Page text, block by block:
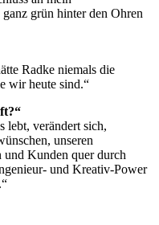
grün hinter den Ohren
Radke niemals die
wir heute sind.“
lebt, verändert sich,
unseren
Kunden quer durch
und Kreativ-Power